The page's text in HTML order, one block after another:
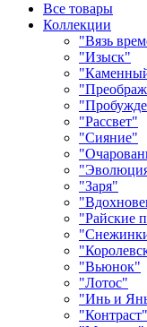
Все товары
Коллекции
"Вязь
"Изыск"
"Рассвет"
"Сияние"
"Заря"
"Райские
"Вьюнок"
"Лотос"
"Инь и
"Контраст"